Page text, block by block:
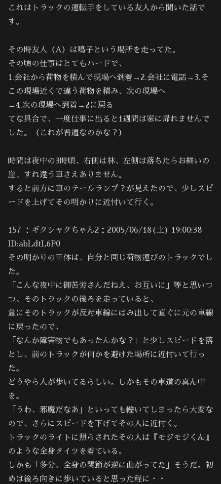
これはトラックの運転手をしている友人から聞いた話で
す。
その時友人（A）は鳴子という場所を走ってた。
その頃の仕事はとてもハードで、
1.会社から荷物を積んで現場へ到着→2.会社に電話→3.そ
この現場近くで違う荷物を積み、次の現場へ
→4.次の現場へ到着→2に戻る
てな具合で、一度仕事に出ると1週間は家に帰れませんで
した。（これが普通なのかな？）
時間は夜中の3時頃、右側は林、左側は落ちたらお終いの
崖、すれ違う車さえありません。
すると前方に車のテールランプ？が見えたので、少しスピ
ードを上げてその明かりに近付いて行く。
157 ：ギクシャクちゃん2：2005/06/18(土) 19:00:38
ID:abLdtL6P0
その明かりの正体は、自分と同じ荷物運びのトラックでし
た。
「こんな夜中に御苦労さんだねえ、お互いに」等と思いつ
つ、そのトラックの後ろを走っていると、
急にそのトラックが反対車線にはみ出して直ぐに元の車線
に戻ったので、
「なんか障害物でもあったんかな？」と少しスピードを落
とし、前のトラックが何かを避けた場所に近付いて行っ
た。
どうやら人が歩いてるらしい。しかもその車道の真ん中
を。
「うわ、邪魔だなあ」といっても轢いてしまったら大変な
ので、さらにスピードを下げてその人に近付く。
トラックのライトに照らされたその人は『モジモジくん』
のような全身タイツを着ている。
しかも「多分、全身の関節が逆に曲がってた」そうだ。初
めは後ろ向きに歩いていると思った程に・・